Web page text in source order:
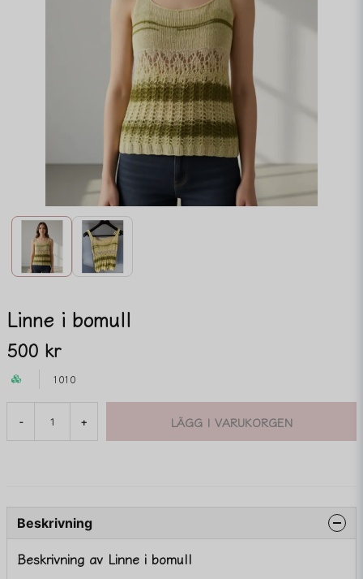
Linne i bomull
500 kr
1010
- + LÄGG I VARUKORGEN
Beskrivning
Beskrivning av Linne i bomull